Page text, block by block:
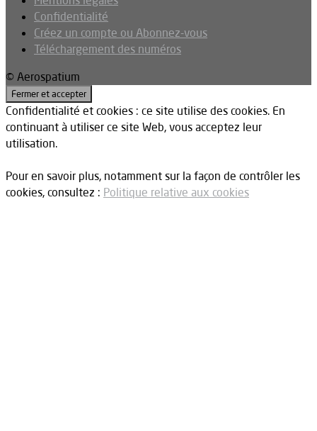
Confidentialité
Créez un compte ou Abonnez-vous
Téléchargement des numéros
© Aerospatium
Confidentialité et cookies : ce site utilise des cookies. En
continuant à utiliser ce site Web, vous acceptez leur
utilisation.
Pour en savoir plus, notamment sur la façon de contrôler les
cookies, consultez : Politique relative aux cookies